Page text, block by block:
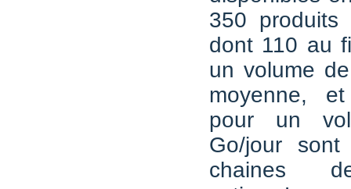
350 produits
dont 110 au
un volume
moyenne,
pour un
Go/jour
chaines